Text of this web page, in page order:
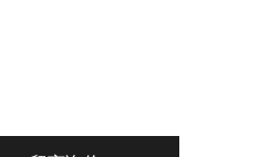
的训练，能进行各种